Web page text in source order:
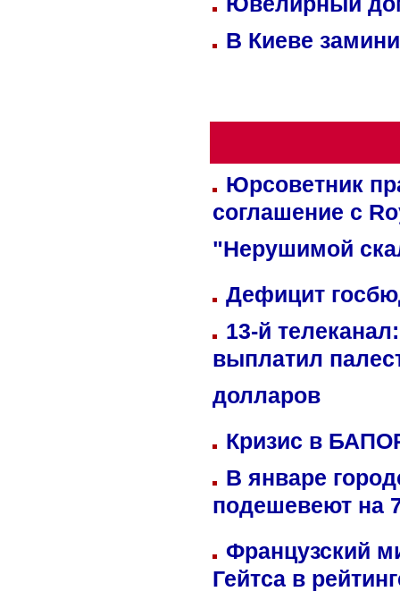
В Киеве
Юрсоветник
соглашение с
"Нерушимой
Дефицит
13-й
выплатил
долларов
Кризис в
В январе
подешевеют на
Французский
Гейтса в